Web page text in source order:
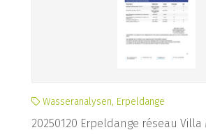
Wasseranalysen, Erpeldange
20250120 Erpeldange réseau Villa